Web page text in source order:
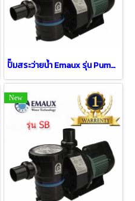
ปั๊มสระว่ายน้ำ Emaux รุ่น Pump SB15 ( 1.5 HP )
New